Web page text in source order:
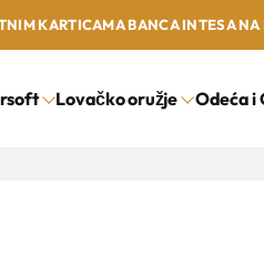
KARTICAMA BANCA INTESA NA
Lovačko oružje Odeća i